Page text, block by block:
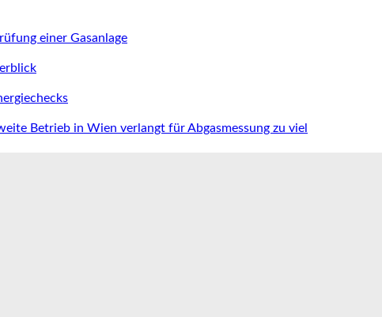
einer Gasanlage
Betrieb in Wien verlangt für Abgasmessung zu viel